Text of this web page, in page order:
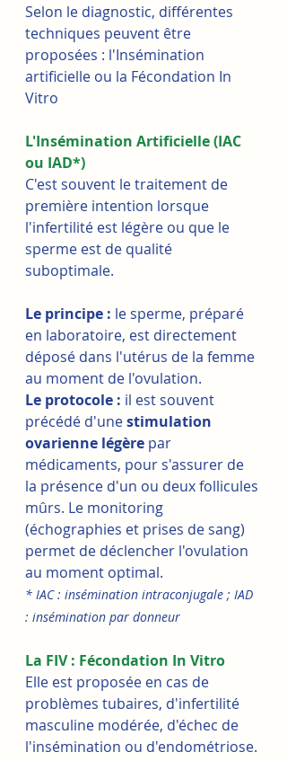
Selon le diagnostic, différentes
techniques peuvent être
proposées : l'Insémination
artificielle ou la Fécondation In
Vitro
L'Insémination Artificielle (IAC
ou IAD*)
C'est souvent le traitement de
première intention lorsque
l'infertilité est légère ou que le
sperme est de qualité
suboptimale.
Le principe : le sperme, préparé
en laboratoire, est directement
déposé dans l'utérus de la femme
au moment de l'ovulation.
Le protocole : il est souvent
précédé d'une stimulation
ovarienne légère par
médicaments, pour s'assurer de
la présence d'un ou deux follicules
mûrs. Le monitoring
(échographies et prises de sang)
permet de déclencher l'ovulation
au moment optimal.
* IAC : insémination intraconjugale ; IAD
: insémination par donneur
La FIV : Fécondation In Vitro
Elle est proposée en cas de
problèmes tubaires, d'infertilité
masculine modérée, d'échec de
l'insémination ou d'endométriose.